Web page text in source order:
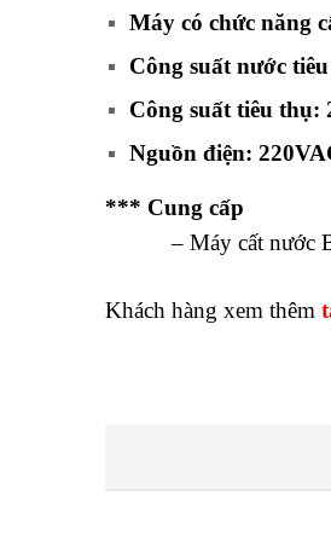
Máy có chức năng
Công suất nước
Công suất tiêu thụ:
Nguồn điện:
*** Cung cấp
– Máy cất nước
Khách hàng xem thêm